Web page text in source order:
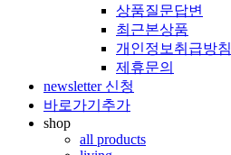
상품질문답변
최근본상품
개인정보취급방침
제휴문의
newsletter 신청
바로가기추가
shop
all products